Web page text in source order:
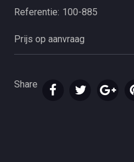
Referentie: 100-885
Prijs op aanvraag
Share